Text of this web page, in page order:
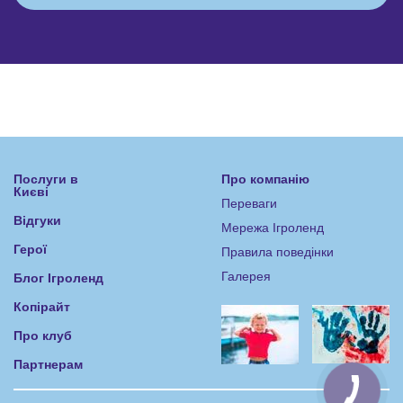
Послуги в
Києві
Відгуки
Герої
Блог Ігроленд
Копірайт
Про клуб
Партнерам
Про компанію
Переваги
Мережа Ігроленд
Правила поведінки
Галерея